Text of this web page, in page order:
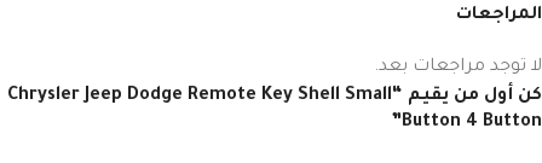
المراجعات
لا توجد مراجعات بعد.
كن أول من يقيم “Chrysler Jeep Dodge Remote Key Shell Small
Button 4 Button”